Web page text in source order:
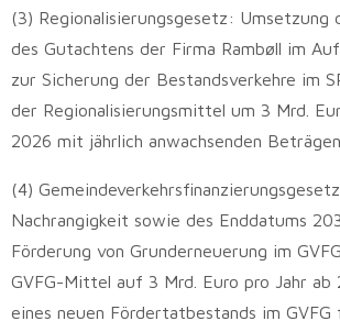
(3) Regionalisierungsgesetz: Umsetzung
des Gutachtens der Firma Rambøll im
zur Sicherung der Bestandsverkehre im
der Regionalisierungsmittel um 3 Mrd.
2026 mit jährlich anwachsenden Beträgen.
(4)
Nachrangigkeit sowie des Enddatums
Förderung von Grunderneuerung im
GVFG-Mittel auf 3 Mrd. Euro pro Jahr ab
eines neuen Fördertatbestands im GVFG